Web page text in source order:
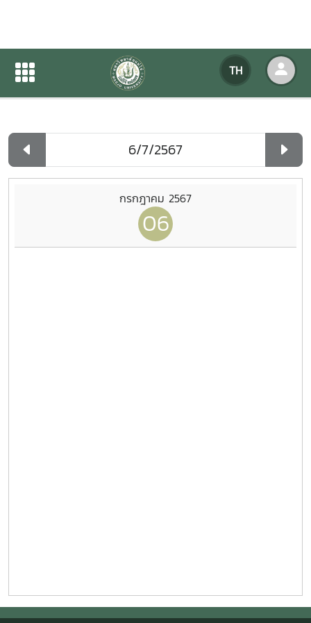
TH
ปฏิทินกิจกรรมของหน่วยงาน
ปฏิทินกิจกรรมของหน่วยงาน
กรกฎาคม 2567
06